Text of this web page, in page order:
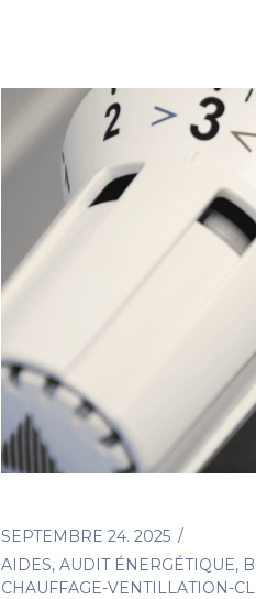
SEPTEMBRE 24. 2025
AIDES, AUDIT ÉNERGÉTIQUE,
CHAUFFAGE-VENTILLATION-